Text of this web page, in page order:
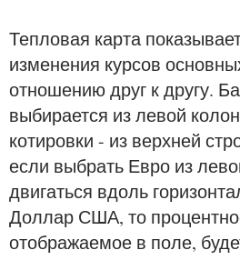
Тепловая карта
изменения курсов
отношению друг к другу.
выбирается из левой
котировки - из верхней
если выбрать Евро из
двигаться вдоль
Доллар США, то
отображаемое в поле,